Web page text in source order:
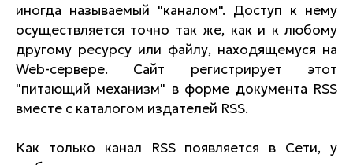
иногда называемый "каналом". Доступ к нему
осуществляется точно так же, как и к любому
другому ресурсу или файлу, находящемуся на
Web-сервере. Сайт регистрирует этот
"питающий механизм" в форме документа RSS
вместе с каталогом издателей RSS.
Как только канал RSS появляется в Сети, у